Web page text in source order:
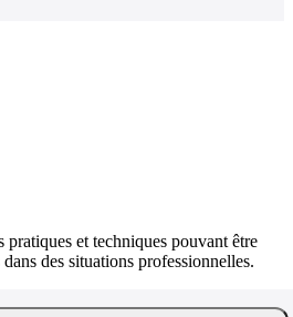
pratiques et techniques pouvant être
des situations professionnelles.